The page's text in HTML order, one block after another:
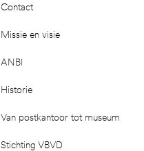
Contact
Missie en visie
ANBI
Historie
Van postkantoor tot museum
Stichting VBVD